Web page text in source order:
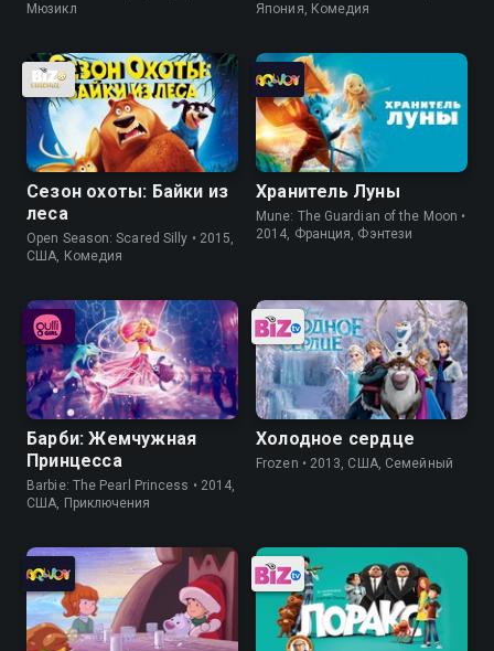
Мюзикл
Япония, Комедия
Сезон охоты: Байки из
леса
Open Season: Scared Silly • 2015,
США, Комедия
Хранитель Луны
Mune: The Guardian of the Moon •
2014, Франция, Фэнтези
Барби: Жемчужная
Принцесса
Barbie: The Pearl Princess • 2014,
США, Приключения
Холодное сердце
Frozen • 2013, США, Семейный